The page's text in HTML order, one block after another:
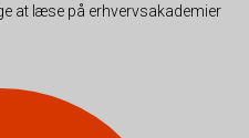
at læse på erhvervsakademier